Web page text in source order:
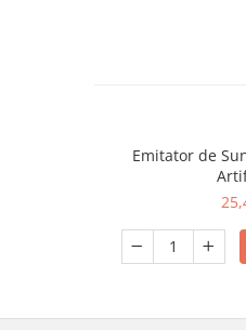
Emitator de